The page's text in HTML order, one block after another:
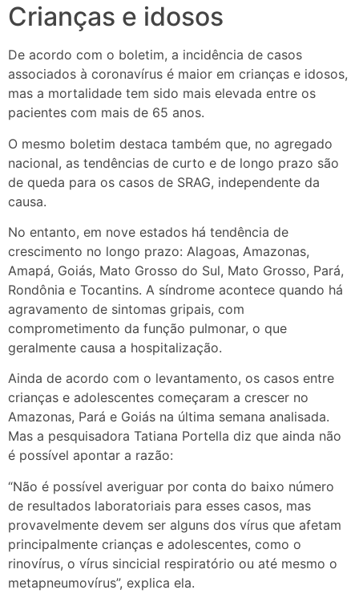
Crianças e idosos
De acordo com o boletim, a incidência de casos
associados à coronavírus é maior em crianças e idosos,
mas a mortalidade tem sido mais elevada entre os
pacientes com mais de 65 anos.
O mesmo boletim destaca também que, no agregado
nacional, as tendências de curto e de longo prazo são
de queda para os casos de SRAG, independente da
causa.
No entanto, em nove estados há tendência de
crescimento no longo prazo: Alagoas, Amazonas,
Amapá, Goiás, Mato Grosso do Sul, Mato Grosso, Pará,
Rondônia e Tocantins. A síndrome acontece quando há
agravamento de sintomas gripais, com
comprometimento da função pulmonar, o que
geralmente causa a hospitalização.
Ainda de acordo com o levantamento, os casos entre
crianças e adolescentes começaram a crescer no
Amazonas, Pará e Goiás na última semana analisada.
Mas a pesquisadora Tatiana Portella diz que ainda não
é possível apontar a razão:
“Não é possível averiguar por conta do baixo número
de resultados laboratoriais para esses casos, mas
provavelmente devem ser alguns dos vírus que afetam
principalmente crianças e adolescentes, como o
rinovírus, o vírus sincicial respiratório ou até mesmo o
metapneumovírus”, explica ela.